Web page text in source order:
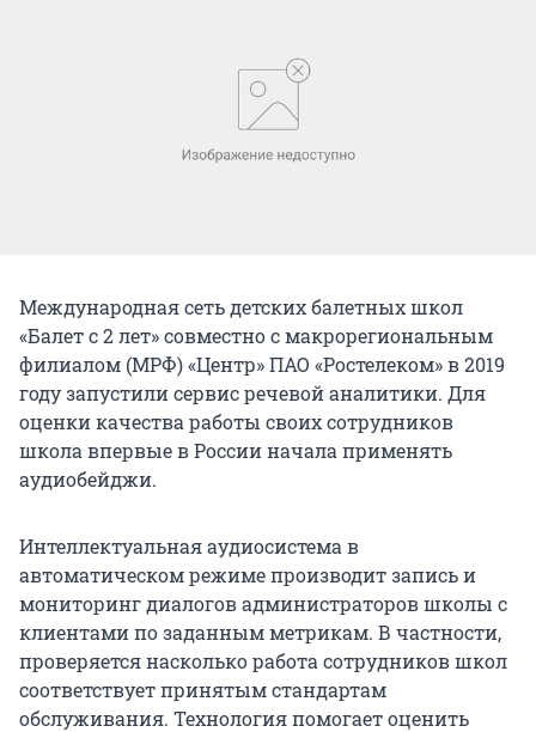
Международная сеть детских балетных школ
«Балет с 2 лет» совместно с макрорегиональным
филиалом (МРФ) «Центр» ПАО «Ростелеком» в 2019
году запустили сервис речевой аналитики. Для
оценки качества работы своих сотрудников
школа впервые в России начала применять
аудиобейджи.
Интеллектуальная аудиосистема в
автоматическом режиме производит запись и
мониторинг диалогов администраторов школы с
клиентами по заданным метрикам. В частности,
проверяется насколько работа сотрудников школ
соответствует принятым стандартам
обслуживания. Технология помогает оценить